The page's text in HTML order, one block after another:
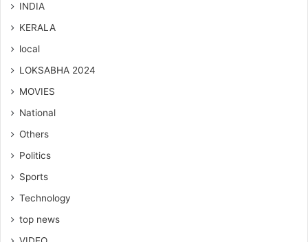
INDIA
KERALA
local
LOKSABHA 2024
MOVIES
National
Others
Politics
Sports
Technology
top news